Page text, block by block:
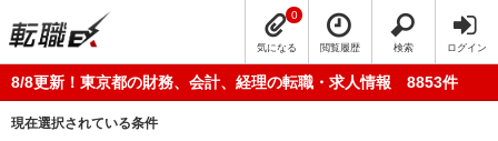
気になる
0
閲覧履歴 検索 ログイン
8/8更新！東京都の財務、会計、経理の転職・求人情報 8853件
現在選択されている条件